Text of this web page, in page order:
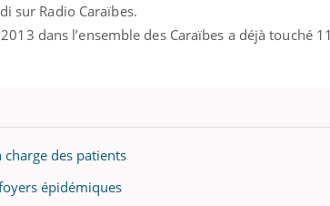
sur Radio Caraïbes.
dans l’ensemble des Caraïbes a déjà touché
des patients
épidémiques